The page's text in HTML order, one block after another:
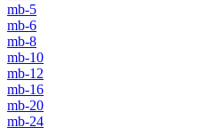
mb-5
mb-6
mb-8
mb-10
mb-12
mb-16
mb-20
mb-24